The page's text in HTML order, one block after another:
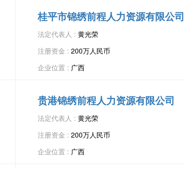
桂平市锦绣前程人力资源有限公司
法定代表人 : 黄光荣
注册资金 : 200万人民币
企业位置 : 广西
贵港锦绣前程人力资源有限公司
法定代表人 : 黄光荣
注册资金 : 200万人民币
企业位置 : 广西